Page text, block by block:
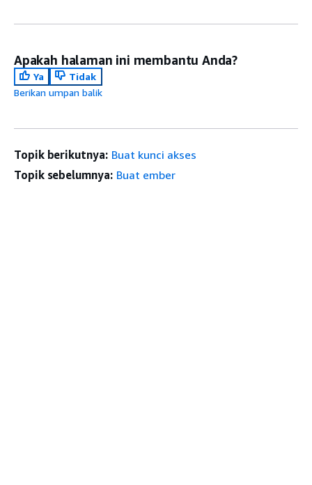
Apakah halaman ini membantu Anda?
Ya
Tidak
Berikan umpan balik
Topik berikutnya: Buat kunci akses
Topik sebelumnya: Buat ember